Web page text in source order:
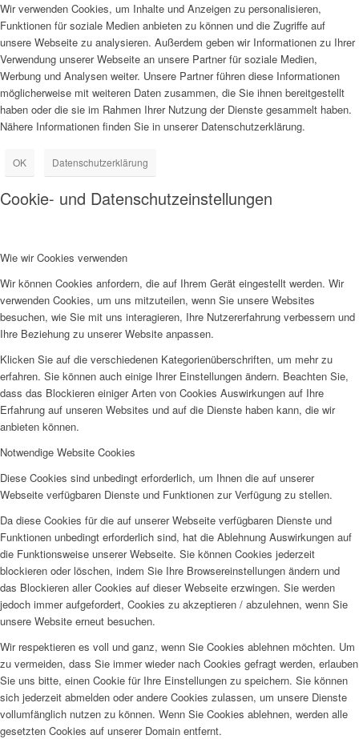
Wir verwenden Cookies, um Inhalte und Anzeigen zu personalisieren,
Funktionen für soziale Medien anbieten zu können und die Zugriffe auf
unsere Webseite zu analysieren. Außerdem geben wir Informationen zu Ihrer
Verwendung unserer Webseite an unsere Partner für soziale Medien,
Werbung und Analysen weiter. Unsere Partner führen diese Informationen
möglicherweise mit weiteren Daten zusammen, die Sie ihnen bereitgestellt
haben oder die sie im Rahmen Ihrer Nutzung der Dienste gesammelt haben.
Nähere Informationen finden Sie in unserer Datenschutzerklärung.
OK Datenschutzerklärung
Cookie- und Datenschutzeinstellungen
Wie wir Cookies verwenden
Wir können Cookies anfordern, die auf Ihrem Gerät eingestellt werden. Wir
verwenden Cookies, um uns mitzuteilen, wenn Sie unsere Websites
besuchen, wie Sie mit uns interagieren, Ihre Nutzererfahrung verbessern und
Ihre Beziehung zu unserer Website anpassen.
Klicken Sie auf die verschiedenen Kategorienüberschriften, um mehr zu
erfahren. Sie können auch einige Ihrer Einstellungen ändern. Beachten Sie,
dass das Blockieren einiger Arten von Cookies Auswirkungen auf Ihre
Erfahrung auf unseren Websites und auf die Dienste haben kann, die wir
anbieten können.
Notwendige Website Cookies
Diese Cookies sind unbedingt erforderlich, um Ihnen die auf unserer
Webseite verfügbaren Dienste und Funktionen zur Verfügung zu stellen.
Da diese Cookies für die auf unserer Webseite verfügbaren Dienste und
Funktionen unbedingt erforderlich sind, hat die Ablehnung Auswirkungen auf
die Funktionsweise unserer Webseite. Sie können Cookies jederzeit
blockieren oder löschen, indem Sie Ihre Browsereinstellungen ändern und
das Blockieren aller Cookies auf dieser Webseite erzwingen. Sie werden
jedoch immer aufgefordert, Cookies zu akzeptieren / abzulehnen, wenn Sie
unsere Website erneut besuchen.
Wir respektieren es voll und ganz, wenn Sie Cookies ablehnen möchten. Um
zu vermeiden, dass Sie immer wieder nach Cookies gefragt werden, erlauben
Sie uns bitte, einen Cookie für Ihre Einstellungen zu speichern. Sie können
sich jederzeit abmelden oder andere Cookies zulassen, um unsere Dienste
vollumfänglich nutzen zu können. Wenn Sie Cookies ablehnen, werden alle
gesetzten Cookies auf unserer Domain entfernt.